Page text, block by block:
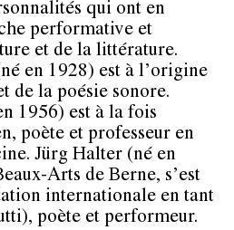
qui ont en
performative et
et de la littérature.
en 1928) est à l’origine
de la poésie sonore.
1956) est à la fois
poète et professeur en
Jürg Halter (né en
Arts de Berne, s’est
internationale en tant
poète et performeur.